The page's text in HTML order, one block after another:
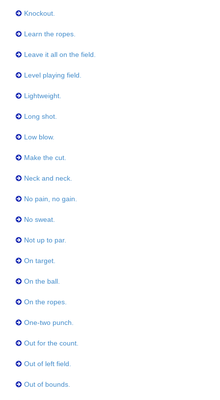
Knockout.
Learn the ropes.
Leave it all on the field.
Level playing field.
Lightweight.
Long shot.
Low blow.
Make the cut.
Neck and neck.
No pain, no gain.
No sweat.
Not up to par.
On target.
On the ball.
On the ropes.
One-two punch.
Out for the count.
Out of left field.
Out of bounds.